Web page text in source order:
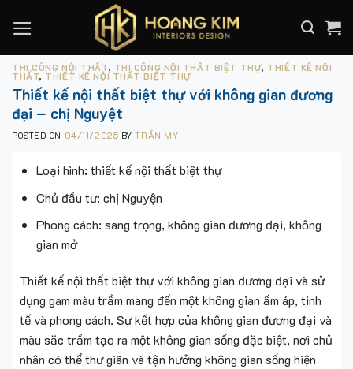
THI CÔNG NỘI THẤT, THI CÔNG NỘI THẤT BIỆT THỰ, THIẾT KẾ NỘI
THẤT, THIẾT KẾ NỘI THẤT BIỆT THỰ
Thiết kế nội thất biệt thự với không gian đương
đại – chị Nguyệt
POSTED ON 04/11/2025 BYTRẦN MY
Loại hình: thiết kế nội thất biệt thự
Chủ đầu tư: chị Nguyện
Phong cách: sang trọng, không gian đương đại, không
gian mở
Thiết kế nội thất biệt thự với không gian đương đại và sử
dụng gam màu trầm mang đến một không gian ấm áp, tinh
tế và phong cách. Sự kết hợp của không gian đương đại và
màu sắc trầm tạo ra một không gian sống đặc biệt, nơi chủ
nhân có thể thư giãn và tận hưởng không gian sống hiện